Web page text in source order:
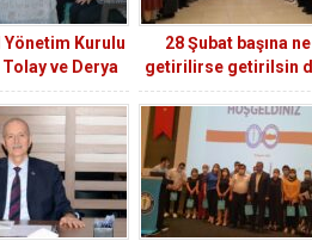
Yönetim Kurulu
ve Derya
Milliyetçi
Hareket
28 Şubat başına
getirilirse getirilsin
bir darbedir